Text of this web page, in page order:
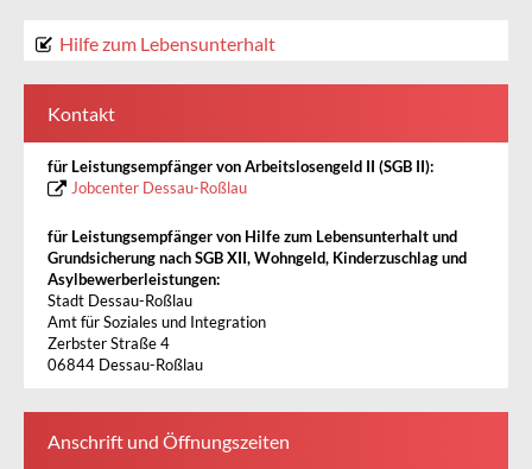
Hilfe zum Lebensunterhalt
Kontakt
für Leistungsempfänger von Arbeitslosengeld II (SGB II):
Jobcenter Dessau-Roßlau
für Leistungsempfänger von Hilfe zum Lebensunterhalt und
Grundsicherung nach SGB XII, Wohngeld, Kinderzuschlag und
Asylbewerberleistungen:
Stadt Dessau-Roßlau
Amt für Soziales und Integration
Zerbster Straße 4
06844 Dessau-Roßlau
Anschrift und Öffnungszeiten